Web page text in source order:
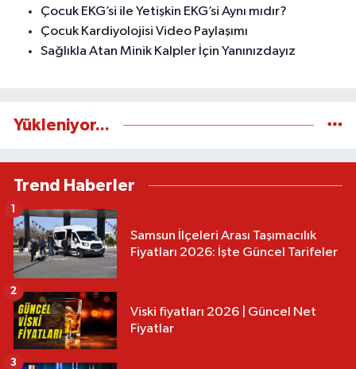
Çocuk EKG’si ile Yetişkin EKG’si Aynı mıdır?
Çocuk Kardiyolojisi Video Paylaşımı
Sağlıkla Atan Minik Kalpler İçin Yanınızdayız
Yükleniyor...
Trend Haberler
Samsun İlçeleri Arası Taşımacılık
Fiyatları 2026: İşte Güncel Tarifeler
1
Viski fiyatları 2026 | Güncel Net
Fiyatlar
2
3